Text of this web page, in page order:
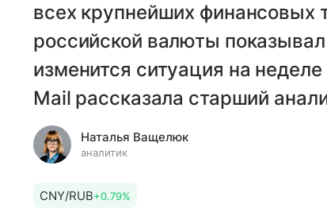
всех крупнейших финансовых
российской валюты
изменится ситуация на
Mail рассказала старший
Наталья Ващелюк
аналитик
CNY/RUB+0.79%